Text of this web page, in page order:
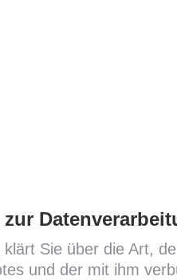
Sie über die Art,
und der mit ihm